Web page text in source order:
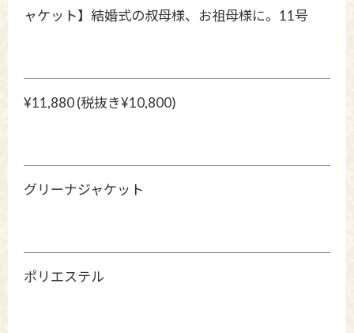
ャケット】結婚式の叔母様、お祖母様に。11号
¥11,880 (税抜き¥10,800)
グリーナジャケット
ポリエステル